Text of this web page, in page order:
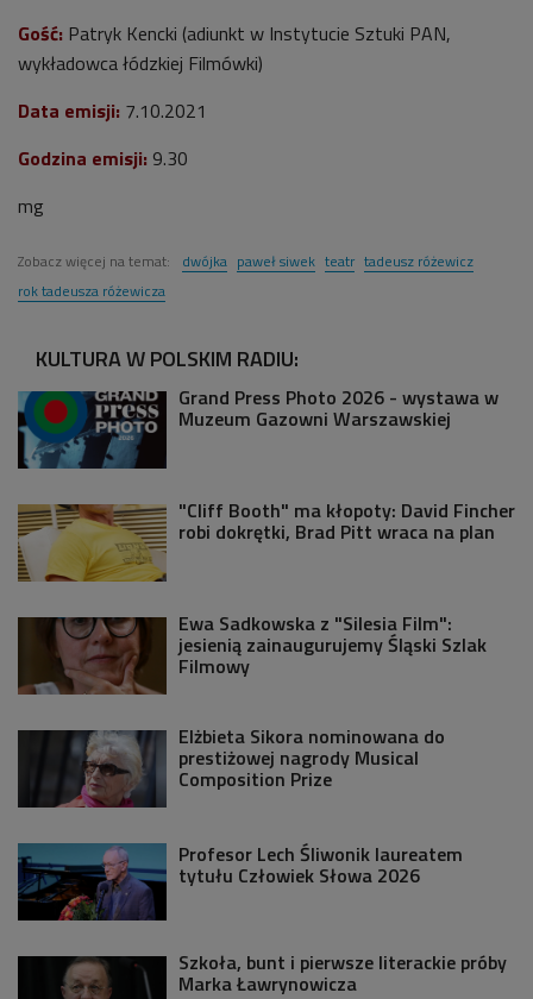
Gość: Patryk Kencki (adiunkt w Instytucie Sztuki PAN,
wykładowca łódzkiej Filmówki)
Data emisji: 7.10.2021
Godzina emisji: 9.30
mg
Zobacz więcej na temat: dwójka paweł siwek teatr tadeusz różewicz
rok tadeusza różewicza
KULTURA W POLSKIM RADIU:
Grand Press Photo 2026 - wystawa w
Muzeum Gazowni Warszawskiej
"Cliff Booth" ma kłopoty: David Fincher
robi dokrętki, Brad Pitt wraca na plan
Ewa Sadkowska z "Silesia Film":
jesienią zainaugurujemy Śląski Szlak
Filmowy
Elżbieta Sikora nominowana do
prestiżowej nagrody Musical
Composition Prize
Profesor Lech Śliwonik laureatem
tytułu Człowiek Słowa 2026
Szkoła, bunt i pierwsze literackie próby
Marka Ławrynowicza